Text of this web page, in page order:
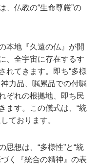
、仏教の“生命尊厳”の
本地『久遠の仏』が開
、全宇宙に存在するす
れてきます。即ち“多様
力品、嘱累品での付嘱
ぞれの根拠地、即ち民
ます。この儀式は、“統
ております。
思想は、“多様性”と“統
く『統合の精神』の表